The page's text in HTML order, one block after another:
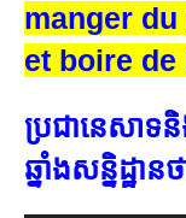
manger
et boire
ប្រជា​នេសាទ​
ឆ្នាំង​សន្និដ្ឋា